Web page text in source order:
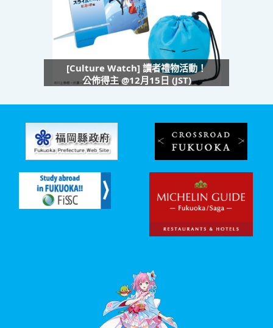
[Culture Watch] 讀者禮物活動！
公佈得主 @12月15日 (JST)